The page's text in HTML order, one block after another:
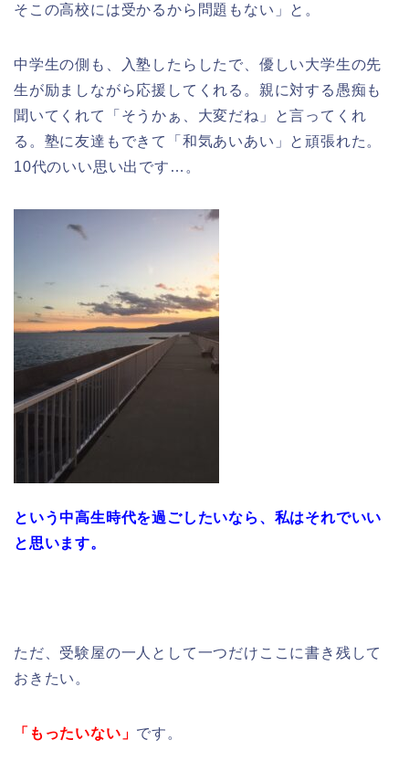
そこの高校には受かるから問題もない」と。
中学生の側も、入塾したらしたで、優しい大学生の先
生が励ましながら応援してくれる。親に対する愚痴も
聞いてくれて「そうかぁ、大変だね」と言ってくれ
る。塾に友達もできて「和気あいあい」と頑張れた。
10代のいい思い出です…。
という中高生時代を過ごしたいなら、私はそれでいい
と思います。
ただ、受験屋の一人として一つだけここに書き残して
おきたい。
「もったいない」 です。